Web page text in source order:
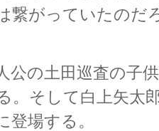
繋がっていたのだ
公の土田巡査の子
。そして白上矢太
登場する。